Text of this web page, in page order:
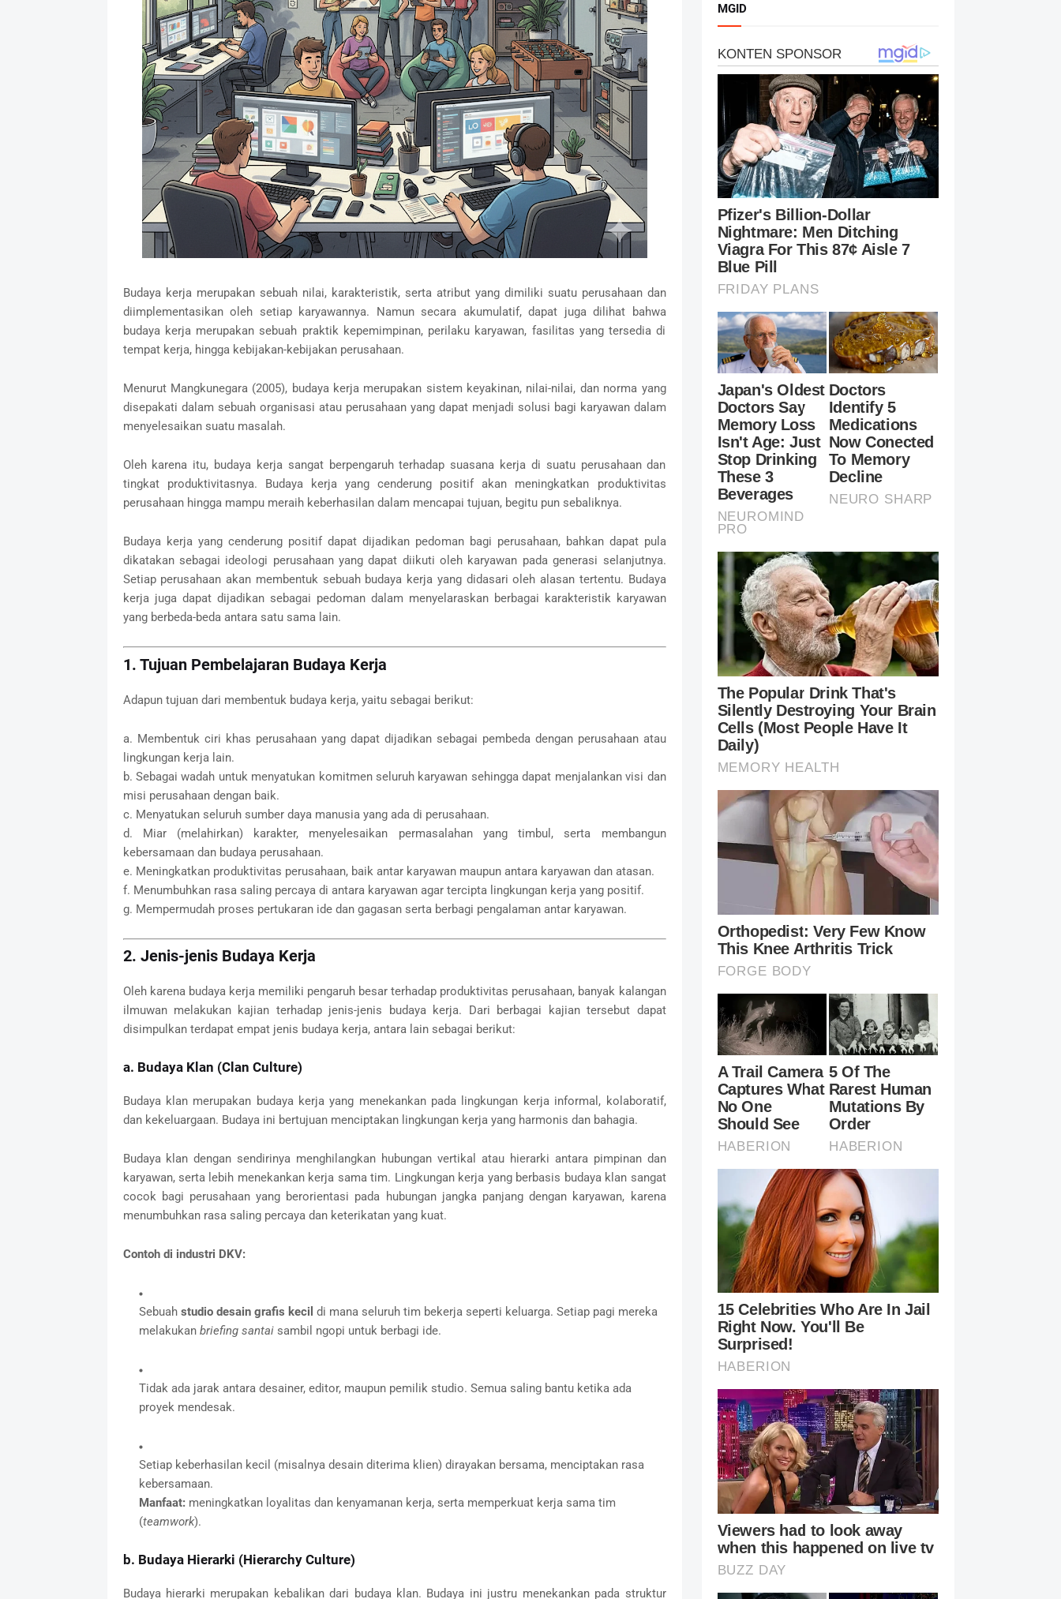
Budaya kerja merupakan sebuah nilai, karakteristik, serta atribut yang dimiliki suatu perusahaan dan
diimplementasikan oleh setiap karyawannya. Namun secara akumulatif, dapat juga dilihat bahwa
budaya kerja merupakan sebuah praktik kepemimpinan, perilaku karyawan, fasilitas yang tersedia di
tempat kerja, hingga kebijakan-kebijakan perusahaan.
Menurut Mangkunegara (2005), budaya kerja merupakan sistem keyakinan, nilai-nilai, dan norma yang
disepakati dalam sebuah organisasi atau perusahaan yang dapat menjadi solusi bagi karyawan dalam
menyelesaikan suatu masalah.
Oleh karena itu, budaya kerja sangat berpengaruh terhadap suasana kerja di suatu perusahaan dan
tingkat produktivitasnya. Budaya kerja yang cenderung positif akan meningkatkan produktivitas
perusahaan hingga mampu meraih keberhasilan dalam mencapai tujuan, begitu pun sebaliknya.
Budaya kerja yang cenderung positif dapat dijadikan pedoman bagi perusahaan, bahkan dapat pula
dikatakan sebagai ideologi perusahaan yang dapat diikuti oleh karyawan pada generasi selanjutnya.
Setiap perusahaan akan membentuk sebuah budaya kerja yang didasari oleh alasan tertentu. Budaya
kerja juga dapat dijadikan sebagai pedoman dalam menyelaraskan berbagai karakteristik karyawan
yang berbeda-beda antara satu sama lain.
1. Tujuan Pembelajaran Budaya Kerja
Adapun tujuan dari membentuk budaya kerja, yaitu sebagai berikut:
a. Membentuk ciri khas perusahaan yang dapat dijadikan sebagai pembeda dengan perusahaan atau
lingkungan kerja lain.
b. Sebagai wadah untuk menyatukan komitmen seluruh karyawan sehingga dapat menjalankan visi dan
misi perusahaan dengan baik.
c. Menyatukan seluruh sumber daya manusia yang ada di perusahaan.
d. Miar (melahirkan) karakter, menyelesaikan permasalahan yang timbul, serta membangun
kebersamaan dan budaya perusahaan.
e. Meningkatkan produktivitas perusahaan, baik antar karyawan maupun antara karyawan dan atasan.
f. Menumbuhkan rasa saling percaya di antara karyawan agar tercipta lingkungan kerja yang positif.
g. Mempermudah proses pertukaran ide dan gagasan serta berbagi pengalaman antar karyawan.
2. Jenis-jenis Budaya Kerja
Oleh karena budaya kerja memiliki pengaruh besar terhadap produktivitas perusahaan, banyak kalangan
ilmuwan melakukan kajian terhadap jenis-jenis budaya kerja. Dari berbagai kajian tersebut dapat
disimpulkan terdapat empat jenis budaya kerja, antara lain sebagai berikut:
a. Budaya Klan (Clan Culture)
Budaya klan merupakan budaya kerja yang menekankan pada lingkungan kerja informal, kolaboratif,
dan kekeluargaan. Budaya ini bertujuan menciptakan lingkungan kerja yang harmonis dan bahagia.
Budaya klan dengan sendirinya menghilangkan hubungan vertikal atau hierarki antara pimpinan dan
karyawan, serta lebih menekankan kerja sama tim. Lingkungan kerja yang berbasis budaya klan sangat
cocok bagi perusahaan yang berorientasi pada hubungan jangka panjang dengan karyawan, karena
menumbuhkan rasa saling percaya dan keterikatan yang kuat.
Contoh di industri DKV:
Sebuah studio desain grafis kecil di mana seluruh tim bekerja seperti keluarga. Setiap pagi mereka
melakukan briefing santaisambil ngopi untuk berbagi ide.
Tidak ada jarak antara desainer, editor, maupun pemilik studio. Semua saling bantu ketika ada
proyek mendesak.
Setiap keberhasilan kecil (misalnya desain diterima klien) dirayakan bersama, menciptakan rasa
kebersamaan.
Manfaat:meningkatkan loyalitas dan kenyamanan kerja, serta memperkuat kerja sama tim
(teamwork).
b. Budaya Hierarki (Hierarchy Culture)
Budaya hierarki merupakan kebalikan dari budaya klan. Budaya ini justru menekankan pada struktur
MGID